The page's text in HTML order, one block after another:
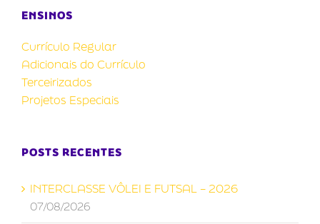
ENSINOS
Currículo Regular
Adicionais do Currículo
Terceirizados
Projetos Especiais
POSTS RECENTES
INTERCLASSE VÔLEI E FUTSAL – 2026
07/08/2026